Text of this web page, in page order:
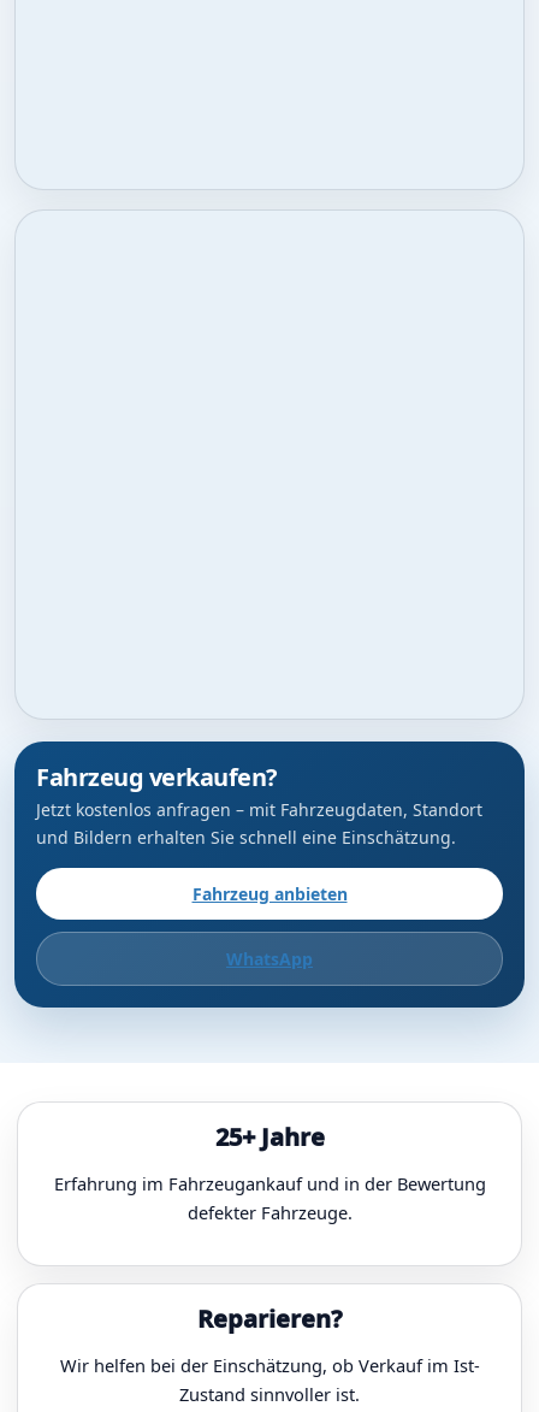
Fahrzeug verkaufen?
Jetzt kostenlos anfragen – mit Fahrzeugdaten, Standort
und Bildern erhalten Sie schnell eine Einschätzung.
Fahrzeug anbieten
WhatsApp
25+ Jahre
Erfahrung im Fahrzeugankauf und in der Bewertung
defekter Fahrzeuge.
Reparieren?
Wir helfen bei der Einschätzung, ob Verkauf im Ist-
Zustand sinnvoller ist.